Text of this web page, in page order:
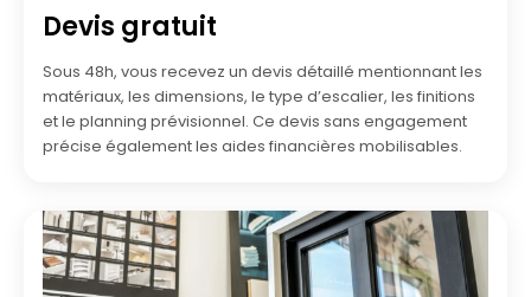
Devis gratuit
Sous 48h, vous recevez un devis détaillé mentionnant les
matériaux, les dimensions, le type d’escalier, les finitions
et le planning prévisionnel. Ce devis sans engagement
précise également les aides financières mobilisables.